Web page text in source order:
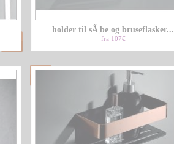
holder til sÃ¦be og bruseflasker...
fra 107€